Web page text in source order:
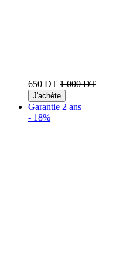
650 DT 1 000 DT
J'achète
Garantie 2 ans
- 18%